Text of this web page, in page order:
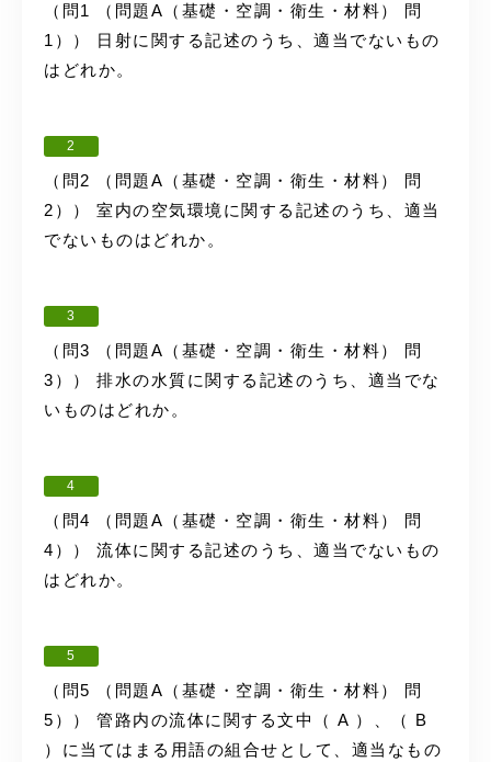
（問1 （問題A（基礎・空調・衛生・材料） 問
1）） 日射に関する記述のうち、適当でないもの
はどれか。
2
（問2 （問題A（基礎・空調・衛生・材料） 問
2）） 室内の空気環境に関する記述のうち、適当
でないものはどれか。
3
（問3 （問題A（基礎・空調・衛生・材料） 問
3）） 排水の水質に関する記述のうち、適当でな
いものはどれか。
4
（問4 （問題A（基礎・空調・衛生・材料） 問
4）） 流体に関する記述のうち、適当でないもの
はどれか。
5
（問5 （問題A（基礎・空調・衛生・材料） 問
5）） 管路内の流体に関する文中（ A ）、（ B
）に当てはまる用語の組合せとして、適当なもの